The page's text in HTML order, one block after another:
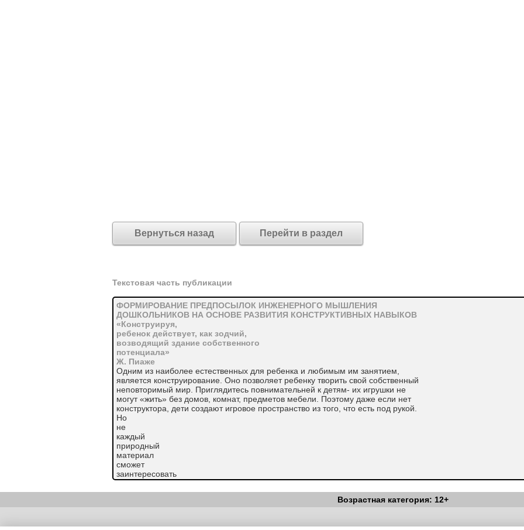
Вернуться назад Перейти в раздел
Текстовая часть публикации
ФОРМИРОВАНИЕ ПРЕДПОСЫЛОК ИНЖЕНЕРНОГО МЫШЛЕНИЯ
ДОШКОЛЬНИКОВ НА ОСНОВЕ РАЗВИТИЯ КОНСТРУКТИВНЫХ НАВЫКОВ
«Конструируя,
ребенок действует, как зодчий,
возводящий здание собственного
потенциала»
Ж. Пиаже
Одним из наиболее естественных для ребенка и любимым им занятием,
является конструирование. Оно позволяет ребенку творить свой собственный
неповторимый мир. Приглядитесь повнимательней к детям- их игрушки не
могут «жить» без домов, комнат, предметов мебели. Поэтому даже если нет
конструктора, дети создают игровое пространство из того, что есть под рукой.
Но
не
каждый
природный
материал
сможет
заинтересовать
ребенка
и
Возрастная категория: 12+